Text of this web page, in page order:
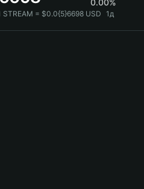
0.00%
STREAM = $0.0{5}6698 USD 1д